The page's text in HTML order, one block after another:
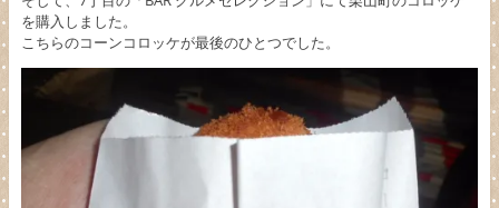
を購入しました。
こちらのコーンコロッケが最後のひとつでした。